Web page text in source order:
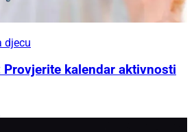
djecu
Provjerite kalendar aktivnosti